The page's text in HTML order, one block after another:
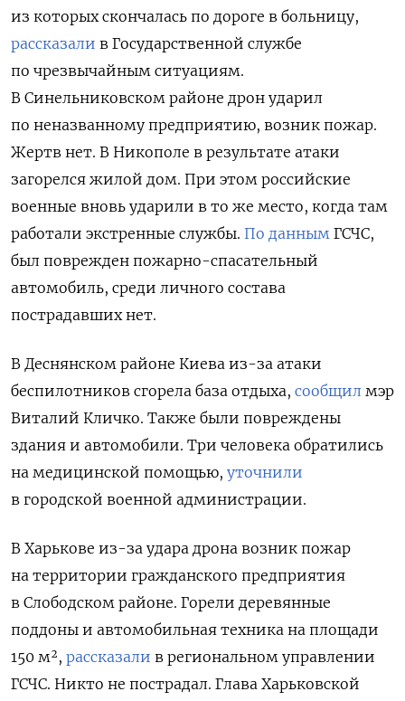
из которых скончалась по дороге в больницу,
рассказали в Государственной службе
по чрезвычайным ситуациям.
В Синельниковском районе дрон ударил
по неназванному предприятию, возник пожар.
Жертв нет. В Никополе в результате атаки
загорелся жилой дом. При этом российские
военные вновь ударили в то же место, когда там
работали экстренные службы. По данным ГСЧС,
был поврежден пожарно-спасательный
автомобиль, среди личного состава
пострадавших нет.
В Деснянском районе Киева из-за атаки
беспилотников сгорела база отдыха, сообщил мэр
Виталий Кличко. Также были повреждены
здания и автомобили. Три человека обратились
на медицинской помощью, уточнили
в городской военной администрации.
В Харькове из-за удара дрона возник пожар
на территории гражданского предприятия
в Слободском районе. Горели деревянные
поддоны и автомобильная техника на площади
150 м², рассказали в региональном управлении
ГСЧС. Никто не пострадал. Глава Харьковской